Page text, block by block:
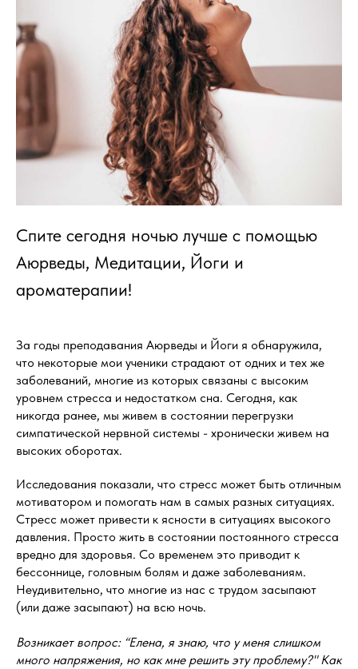
Спите сегодня ночью лучше с помощью
Аюрведы, Медитации, Йоги и
ароматерапии!
За годы преподавания Аюрведы и Йоги я обнаружила,
что некоторые мои ученики страдают от одних и тех же
заболеваний, многие из которых связаны с высоким
уровнем стресса и недостатком сна. Сегодня, как
никогда ранее, мы живем в состоянии перегрузки
симпатической нервной системы - хронически живем на
высоких оборотах.
Исследования показали, что стресс может быть отличным
мотиватором и помогать нам в самых разных ситуациях.
Стресс может привести к ясности в ситуациях высокого
давления. Просто жить в состоянии постоянного стресса
вредно для здоровья. Со временем это приводит к
бессоннице, головным болям и даже заболеваниям.
Неудивительно, что многие из нас с трудом засыпают
(или даже засыпают) на всю ночь.
Возникает вопрос: “Елена, я знаю, что у меня слишком
много напряжения, но как мне решить эту проблему?" Как